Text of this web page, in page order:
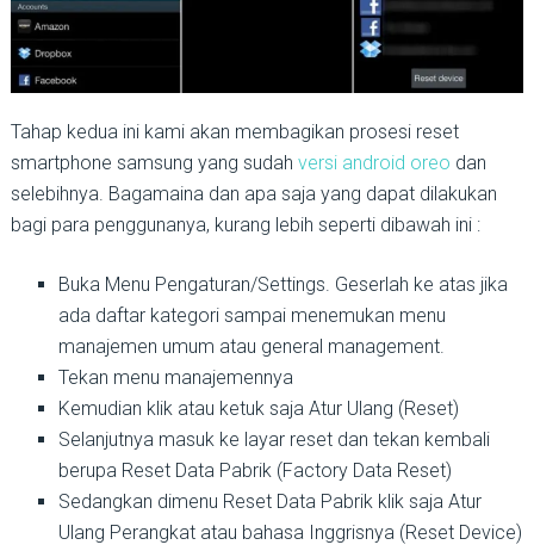
Tahap kedua ini kami akan membagikan prosesi reset
smartphone samsung yang sudah versi android oreo dan
selebihnya. Bagamaina dan apa saja yang dapat dilakukan
bagi para penggunanya, kurang lebih seperti dibawah ini :
Buka Menu Pengaturan/Settings. Geserlah ke atas jika
ada daftar kategori sampai menemukan menu
manajemen umum atau general management.
Tekan menu manajemennya
Kemudian klik atau ketuk saja Atur Ulang (Reset)
Selanjutnya masuk ke layar reset dan tekan kembali
berupa Reset Data Pabrik (Factory Data Reset)
Sedangkan dimenu Reset Data Pabrik klik saja Atur
Ulang Perangkat atau bahasa Inggrisnya (Reset Device)